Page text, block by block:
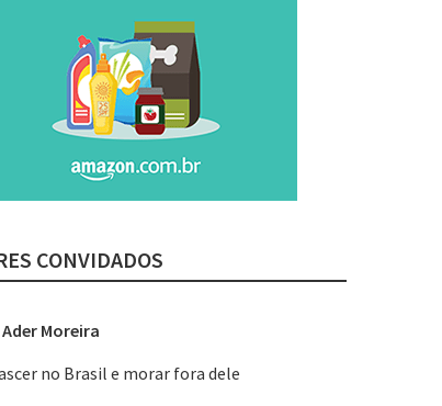
CONVIDADOS
Ader Moreira
no Brasil e morar fora dele